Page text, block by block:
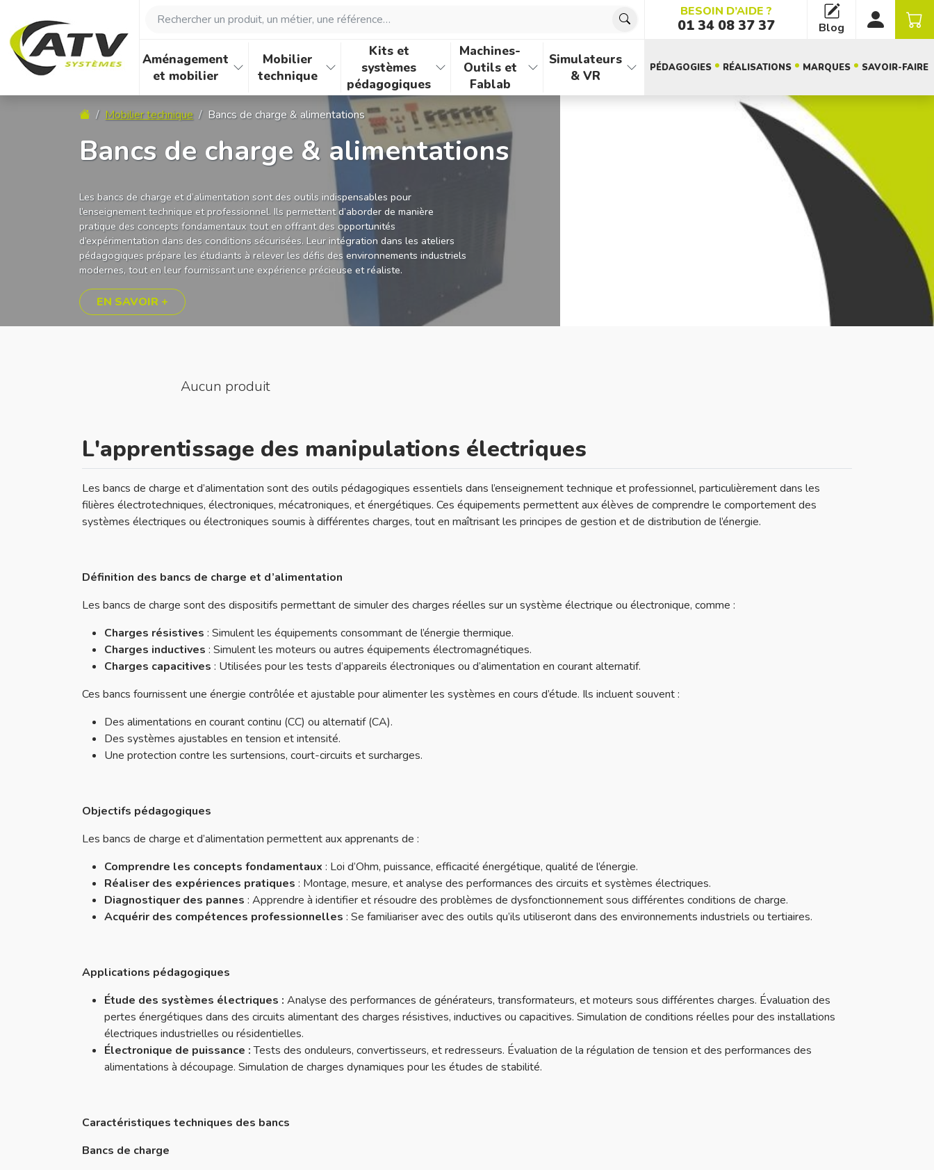
Rechercher un produit, un métier, une référence… BESOIN D’AIDE ?
01 34 08 37 37 Blog
Aménagement
et mobilier
Mobilier
technique
Kits et
systèmes
pédagogiques
Machines-
Outils et
Fablab
Simulateurs
& VR
PÉDAGOGIES RÉALISATIONS MARQUES SAVOIR-FAIRE
AccueilMobilier technique Bancs de charge & alimentations
Bancs de charge & alimentations
Les bancs de charge et d’alimentation sont des outils indispensables pour
l’enseignement technique et professionnel. Ils permettent d’aborder de manière
pratique des concepts fondamentaux tout en offrant des opportunités
d’expérimentation dans des conditions sécurisées. Leur intégration dans les ateliers
pédagogiques prépare les étudiants à relever les défis des environnements industriels
modernes, tout en leur fournissant une expérience précieuse et réaliste.
EN SAVOIR +
Aucun produit
L'apprentissage des manipulations électriques
Les bancs de charge et d’alimentation sont des outils pédagogiques essentiels dans l’enseignement technique et professionnel, particulièrement dans les
filières électrotechniques, électroniques, mécatroniques, et énergétiques. Ces équipements permettent aux élèves de comprendre le comportement des
systèmes électriques ou électroniques soumis à différentes charges, tout en maîtrisant les principes de gestion et de distribution de l’énergie.
Définition des bancs de charge et d’alimentation
Les bancs de charge sont des dispositifs permettant de simuler des charges réelles sur un système électrique ou électronique, comme :
Charges résistives : Simulent les équipements consommant de l’énergie thermique.
Charges inductives : Simulent les moteurs ou autres équipements électromagnétiques.
Charges capacitives : Utilisées pour les tests d’appareils électroniques ou d’alimentation en courant alternatif.
Ces bancs fournissent une énergie contrôlée et ajustable pour alimenter les systèmes en cours d’étude. Ils incluent souvent :
Des alimentations en courant continu (CC) ou alternatif (CA).
Des systèmes ajustables en tension et intensité.
Une protection contre les surtensions, court-circuits et surcharges.
Objectifs pédagogiques
Les bancs de charge et d’alimentation permettent aux apprenants de :
Comprendre les concepts fondamentaux : Loi d’Ohm, puissance, efficacité énergétique, qualité de l’énergie.
Réaliser des expériences pratiques : Montage, mesure, et analyse des performances des circuits et systèmes électriques.
Diagnostiquer des pannes : Apprendre à identifier et résoudre des problèmes de dysfonctionnement sous différentes conditions de charge.
Acquérir des compétences professionnelles : Se familiariser avec des outils qu’ils utiliseront dans des environnements industriels ou tertiaires.
Applications pédagogiques
Étude des systèmes électriques : Analyse des performances de générateurs, transformateurs, et moteurs sous différentes charges. Évaluation des
pertes énergétiques dans des circuits alimentant des charges résistives, inductives ou capacitives. Simulation de conditions réelles pour des installations
électriques industrielles ou résidentielles.
Électronique de puissance :Tests des onduleurs, convertisseurs, et redresseurs. Évaluation de la régulation de tension et des performances des
alimentations à découpage. Simulation de charges dynamiques pour les études de stabilité.
Caractéristiques techniques des bancs
Bancs de charge